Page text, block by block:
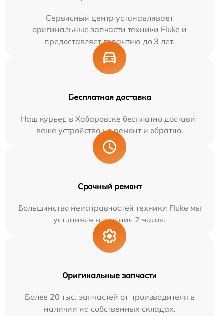
Сервисный центр устанавливает
оригинальные запчасти техники Fluke и
предоставляет гарантию до 3 лет.
Бесплатная доставка
Наш курьер в Хабаровске бесплатно доставит
ваше устройство на ремонт и обратно.
Срочный ремонт
Большинство неисправностей техники Fluke мы
устраняем в течение 2 часов.
Оригинальные запчасти
Более 20 тыс. запчастей от производителя в
наличии на собственных складах.